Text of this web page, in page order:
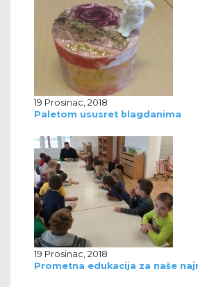
19 Prosinac, 2018
Paletom ususret blagdanima
19 Prosinac, 2018
Prometna edukacija za naše